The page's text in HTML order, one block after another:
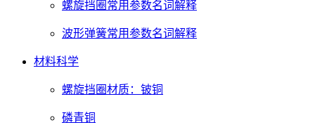
螺旋挡圈常用参数名词解释
波形弹簧常用参数名词解释
材料科学
螺旋挡圈材质：铍铜
磷青铜